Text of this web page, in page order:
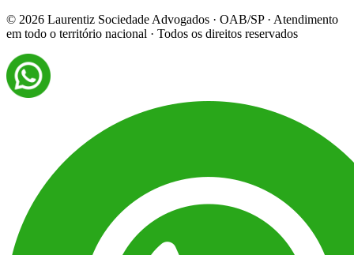
© 2026 Laurentiz Sociedade Advogados · OAB/SP · Atendimento
em todo o território nacional · Todos os direitos reservados